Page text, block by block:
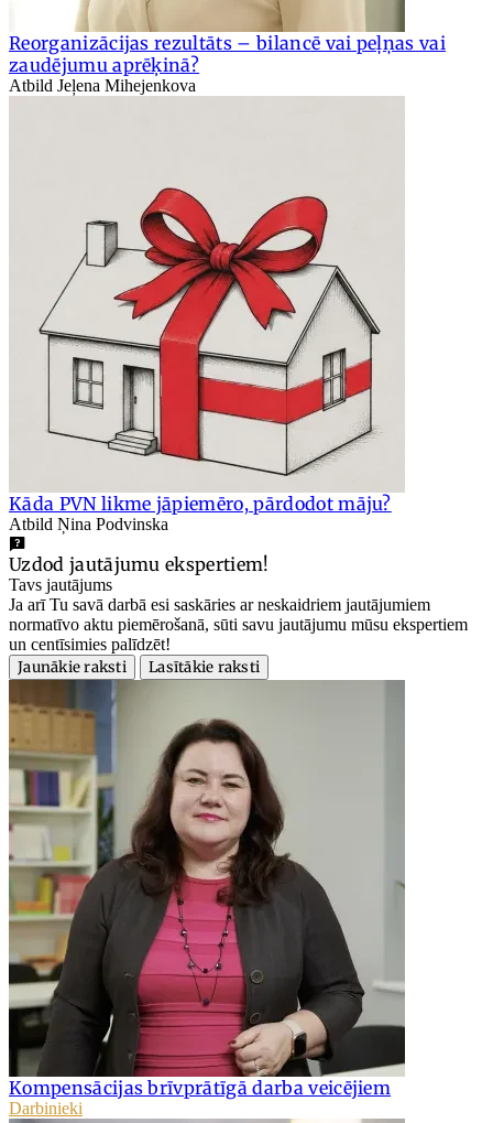
Reorganizācijas rezultāts – bilancē vai peļņas vai
zaudējumu aprēķinā?
Atbild Jeļena Mihejenkova
Kāda PVN likme jāpiemēro, pārdodot māju?
Atbild Ņina Podvinska
Uzdod jautājumu ekspertiem!
Tavs jautājums
Ja arī Tu savā darbā esi saskāries ar neskaidriem jautājumiem
normatīvo aktu piemērošanā, sūti savu jautājumu mūsu ekspertiem
un centīsimies palīdzēt!
Jaunākie raksti
Lasītākie raksti
Kompensācijas brīvprātīgā darba veicējiem
Darbinieki